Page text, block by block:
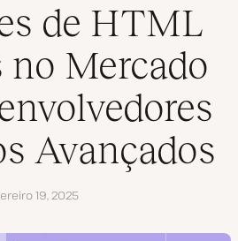
de HTML
Mercado
Avançados
19, 2025